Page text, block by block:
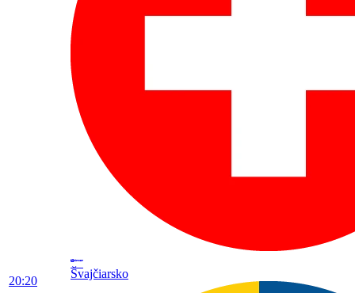
20:20
Švajčiarsko